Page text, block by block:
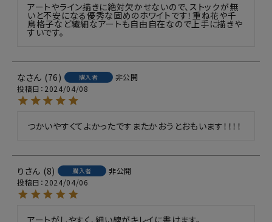
アートやライン描きに絶対欠かせないので、ストックが無
いと不安になる優秀な固めのホワイトです！重ね花や千
鳥格子など繊細なアートも自由自在なので上手に描きや
すいです。
な 76 購入者
非公開
投稿日
2024/04/08
つかいやすくてよかったですまたかおうとおもいます！！！！
り 8 購入者
非公開
投稿日
2024/04/06
アートがしやすく、細い線がキレイに書けます。